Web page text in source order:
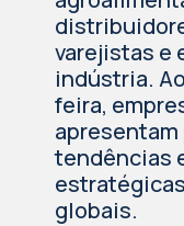
varejistas e
indústria.
feira,
tendências
globais.